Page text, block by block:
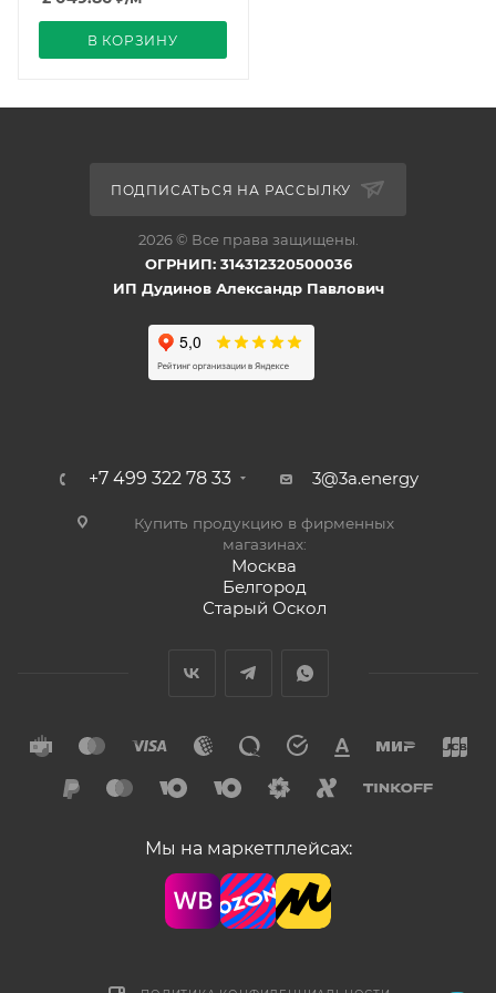
В КОРЗИНУ
ПОДПИСАТЬСЯ НА РАССЫЛКУ
2026 © Все права защищены.
ОГРНИП: 314312320500036
ИП Дудинов Александр Павлович
+7 499 322 78 33 3@3a.energy
Купить продукцию в фирменных
магазинах:
Москва
Белгород
Старый Оскол
Мы на маркетплейсах: